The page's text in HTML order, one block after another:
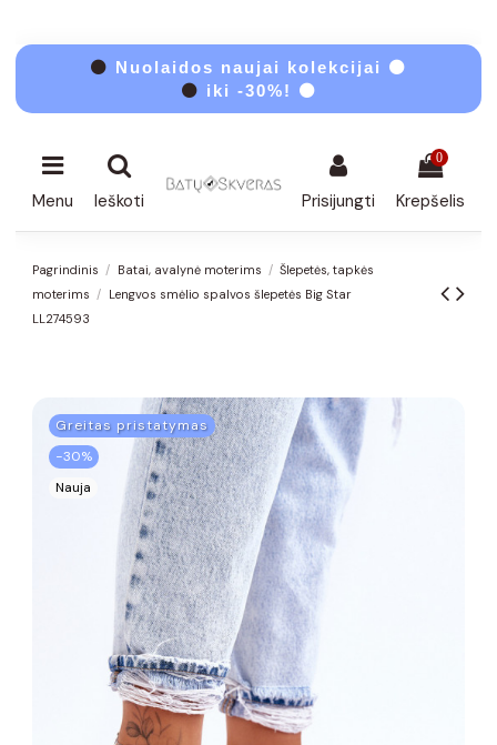
⚫ Nuolaidos naujai kolekcijai ⚫
⚫ iki -30%! ⚫
Menu Ieškoti Prisijungti
0
Krepšelis
Pagrindinis Batai, avalynė moterims
Šlepetės, tapkės
moterims
Lengvos smėlio spalvos šlepetės Big Star
LL274593
Greitas pristatymas
−30%
Nauja